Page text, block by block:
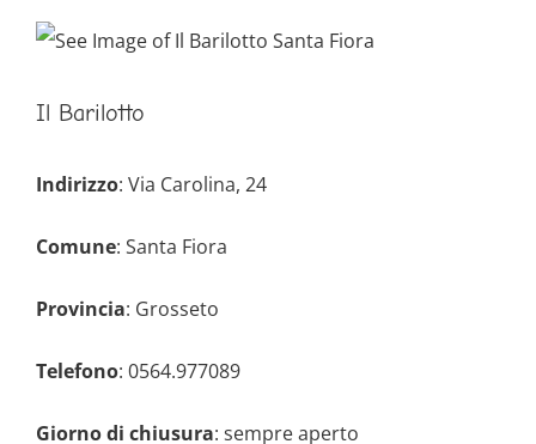
Ingrandisci
Il Barilotto
Indirizzo: Via Carolina, 24
Comune: Santa Fiora
Provincia: Grosseto
Telefono: 0564.977089
Giorno di chiusura: sempre aperto